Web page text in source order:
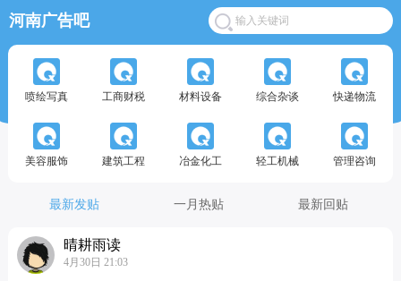
河南广告吧
喷绘写真 工商财税 材料设备 综合杂谈 快递物流
美容服饰 建筑工程 冶金化工 轻工机械 管理咨询
最新发贴 一月热贴 最新回贴
晴耕雨读
4月30日 21:03